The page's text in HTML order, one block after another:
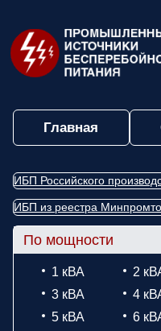
Главная
ИБП Российского
ИБП из реестра
По мощности
1 кВА
2
3 кВА
4
5 кВА
6